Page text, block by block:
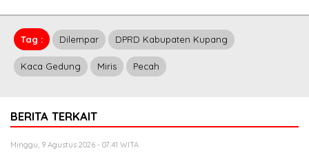
Tag : Dilempar DPRD Kabupaten Kupang
Kaca Gedung Miris Pecah
BERITA TERKAIT
Minggu, 9 Agustus 2026 - 07:41 WITA